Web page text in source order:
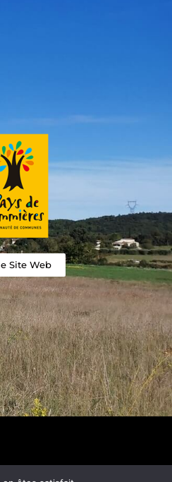
Site Web